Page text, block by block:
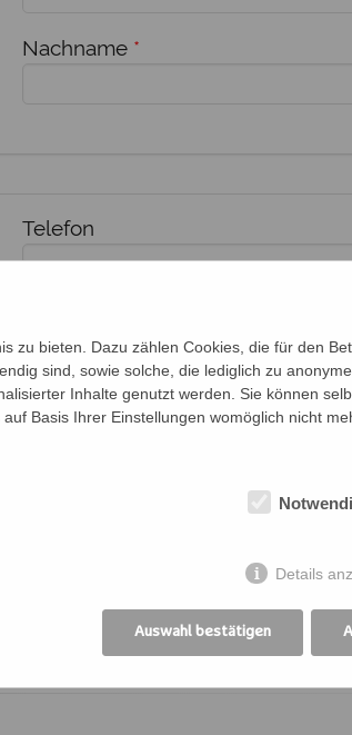
Nachname *
Telefon
Ich
und
zu bieten. Dazu zählen Cookies, die für den
sind, sowie solche, die lediglich zu
Inhalte genutzt werden. Sie können
Basis Ihrer Einstellungen womöglich nicht
Details
Auswahl bestätigen